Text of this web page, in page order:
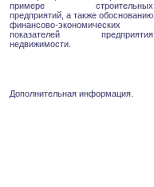
примере строительных
предприятий, а также обоснованию
финансово-экономических
показателей предприятия
недвижимости.
Дополнительная информация.